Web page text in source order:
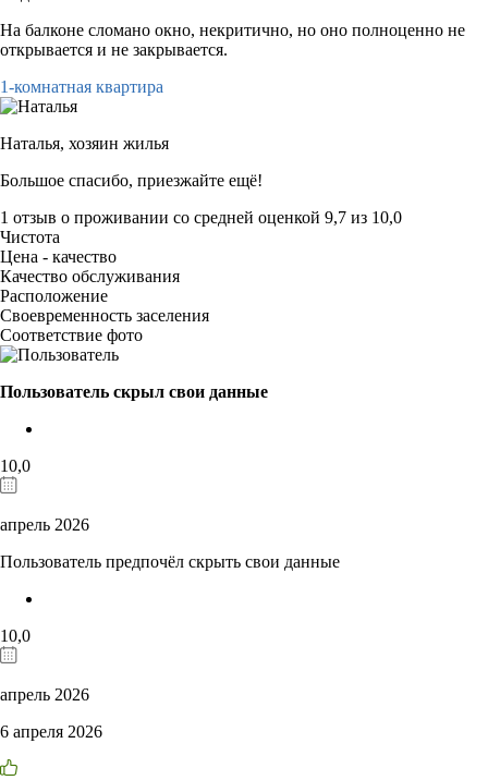
На балконе сломано окно, некритично, но оно полноценно не
открывается и не закрывается.
1-комнатная квартира
Наталья, хозяин жилья
Большое спасибо, приезжайте ещё!
1 отзыв о проживании со средней оценкой 9,7 из 10,0
Чистота
Цена - качество
Качество обслуживания
Расположение
Своевременность заселения
Соответствие фото
Пользователь скрыл свои данные
10,0
апрель 2026
Пользователь предпочёл скрыть свои данные
10,0
апрель 2026
6 апреля 2026